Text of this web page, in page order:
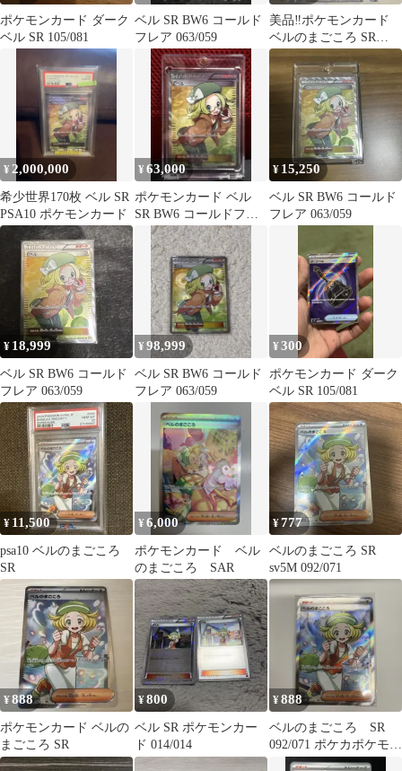
ポケモンカード ダーク
ベル SR 105/081
ベル SR BW6 コールド
フレア 063/059
美品‼️ポケモンカード
ベルのまごころ SR
sv5M
¥ 2,000,000
希少世界170枚 ベル SR
PSA10 ポケモンカード
¥63,000
ポケモンカード ベル
SR BW6 コールドフレ
ア 063/059
¥ 15,250
ベル SR BW6 コールド
フレア 063/059
¥ 18,999
ベル SR BW6 コールド
フレア 063/059
¥98,999
ベル SR BW6 コールド
フレア 063/059
¥300
ポケモンカード ダーク
ベル SR 105/081
¥ 11,500
psa10 ベルのまごころ
SR
¥6,000
ポケモンカード ベル
のまごころ SAR
¥777
ベルのまごころ SR
sv5M 092/071
¥888
ポケモンカード ベルの
まごころ SR
¥800
ベル SR ポケモンカー
ド 014/014
¥888
ベルのまごころ SR
092/071 ポケカポケモン
カード